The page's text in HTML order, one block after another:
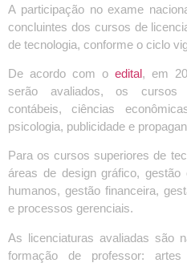
A participação no exame
concluintes dos cursos de
de tecnologia, conforme o ciclo
De acordo com o edital, em
serão avaliados, os cursos
contábeis, ciências
psicologia, publicidade e
Para os cursos superiores de
áreas de design gráfico,
humanos, gestão financeira,
e processos gerenciais.
As licenciaturas avaliadas são
formação de professor: